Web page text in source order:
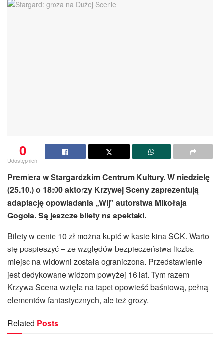
0
Udostępnień
Premiera w Stargardzkim Centrum Kultury. W niedzielę
(25.10.) o 18:00 aktorzy Krzywej Sceny zaprezentują
adaptację opowiadania „Wij” autorstwa Mikołaja
Gogola. Są jeszcze bilety na spektakl.
Bilety w cenie 10 zł można kupić w kasie kina SCK. Warto
się pospieszyć – ze względów bezpieczeństwa liczba
miejsc na widowni została ograniczona. Przedstawienie
jest dedykowane widzom powyżej 16 lat. Tym razem
Krzywa Scena wzięła na tapet opowieść baśniową, pełną
elementów fantastycznych, ale też grozy.
Related Posts